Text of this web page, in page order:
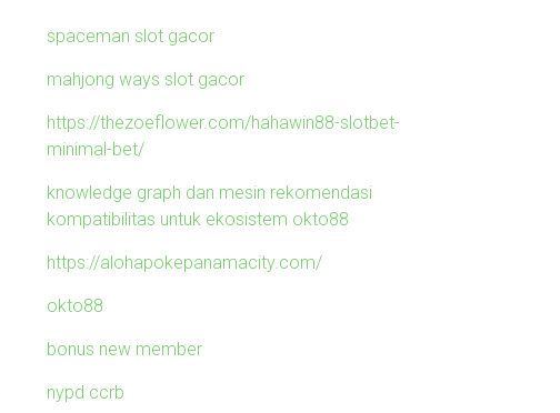
spaceman slot gacor
mahjong ways slot gacor
https://thezoeflower.com/hahawin88-slotbet-
minimal-bet/
knowledge graph dan mesin rekomendasi
kompatibilitas untuk ekosistem okto88
https://alohapokepanamacity.com/
okto88
bonus new member
nypd ccrb